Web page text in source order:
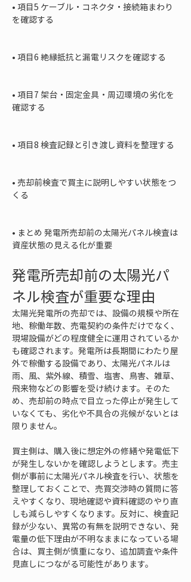
• 項目5 ケーブル・コネクタ・接続箱まわり
を確認する
• 項目6 絶縁抵抗と漏電リスクを確認する
• 項目7 架台・固定金具・周辺環境の劣化を
確認する
• 項目8 検査記録と引き渡し資料を整理する
• 売却前検査で買主に説明しやすい状態をつ
くる
• まとめ 発電所売却前の太陽光パネル検査は
資産状態の見える化が重要
発電所売却前の太陽光パ
ネル検査が重要な理由
太陽光発電所の売却では、設備の規模や所在
地、稼働年数、売電契約の条件だけでなく、
現場設備がどの程度健全に運用されているか
も確認されます。発電所は長期間にわたり屋
外で稼働する設備であり、太陽光パネルは
雨、風、紫外線、積雪、塩害、鳥害、雑草、
飛来物などの影響を受け続けます。そのた
め、売却前の時点で目立った停止が発生して
いなくても、劣化や不具合の兆候がないとは
限りません。
買主側は、購入後に想定外の修繕や発電低下
が発生しないかを確認しようとします。売主
側が事前に太陽光パネル検査を行い、状態を
整理しておくことで、売買交渉時の質問に答
えやすくなり、現地確認や資料確認のやり直
しも減らしやすくなります。反対に、検査記
録が少ない、異常の有無を説明できない、発
電量の低下理由が不明なままになっている場
合は、買主側が慎重になり、追加調査や条件
見直しにつながる可能性があります。